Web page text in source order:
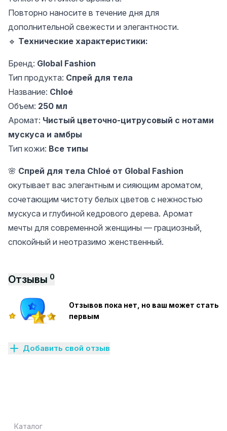
Повторно наносите в течение дня для
дополнительной свежести и элегантности.
🔹 Технические характеристики:
Бренд: Global Fashion
Тип продукта: Спрей для тела
Название: Chloé
Объем: 250 мл
Аромат: Чистый цветочно-цитрусовый с нотами
мускуса и амбры
Тип кожи: Все типы
🌸 Спрей для тела Chloé от Global Fashion
окутывает вас элегантным и сияющим ароматом,
сочетающим чистоту белых цветов с нежностью
мускуса и глубиной кедрового дерева. Аромат
мечты для современной женщины — грациозный,
спокойный и неотразимо женственный.
Отзывы 0
Отзывов пока нет, но ваш может стать
первым
Добавить свой отзыв
Каталог